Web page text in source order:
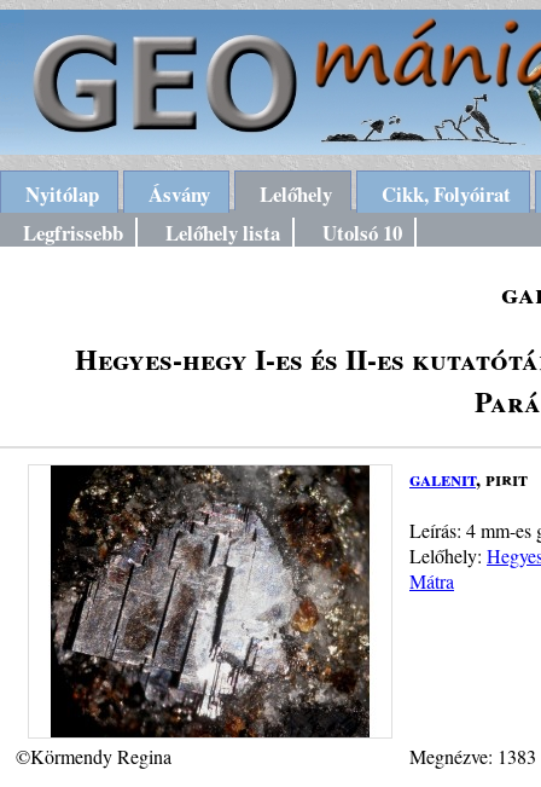
Nyitólap Ásvány Lelőhely
Cikk, Folyóirat
Legfrissebb
Lelőhely lista Utolsó 10
Hegyes-hegy I-es és II-es
galenit, pirit
Leírás: 4 mm-es
Lelőhely:
Mátra
©Körmendy Regina Megnézve: